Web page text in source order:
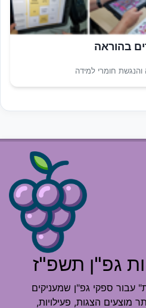
בהוראה
והנגשת חומרי למידה
גפ"ן תשפ"ז
ספקי גפ"ן שמעניקים
מוצעים הצגות, פעילויות,